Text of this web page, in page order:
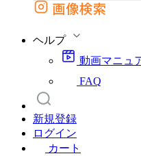
外部サイトの商品をカートに
画像検索
ヘルプ
動画マニュ
FAQ
新規登録
ログイン
カート